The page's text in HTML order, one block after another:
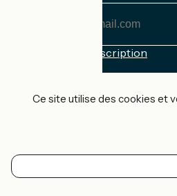
FR
Conditions d'inscription
Contact
Mentions légales
Ce site utilise des cookies et